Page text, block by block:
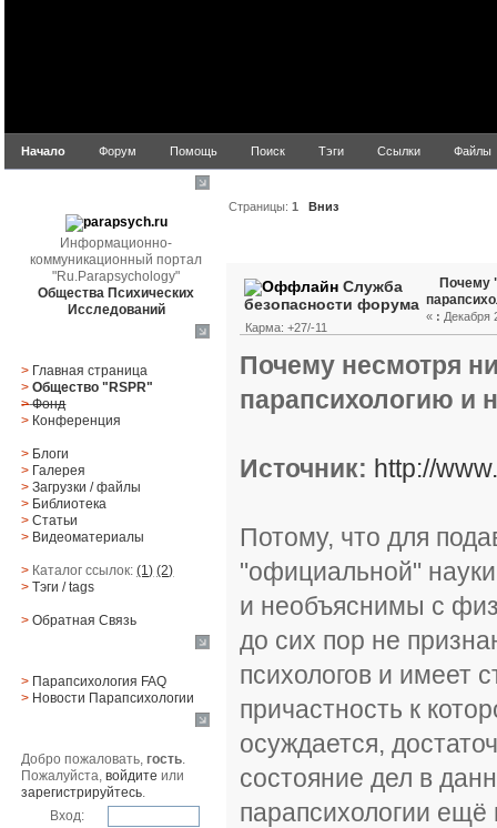
Начало Форум Помощь Поиск Тэги Ссылки Файлы
Информационно-
коммуникационный портал
"Ru.Parapsychology"
Общества Психических
Исследований
> Главная страница
> Общество "RSPR"
> Фонд
> Конференция
> Блоги
> Галерея
> Загрузки/файлы
> Библиотека
> Статьи
> Видеоматериалы
> Каталог ссылок:(1) (2)
> Тэги/ tags
> Обратная Cвязь
> Парапсихология FAQ
> Новости Парапсихологии
Добро пожаловать,гость.
Пожалуйста,войдите или
зарегистрируйтесь.
Вход:
Страницы:1 Вниз
Служба
безопасности форума
Карма: +27/-11
Почему
« : Декабря
Почему несмотря
парапсихологию и
Источник: http://
Потому, что для
"официальной"
и необъяснимы с
до сих пор не
психологов и имеет
причастность к
осуждается,
состояние дел в
парапсихологии ещё